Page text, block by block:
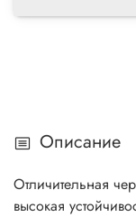
Описание
Отличительная
высокая